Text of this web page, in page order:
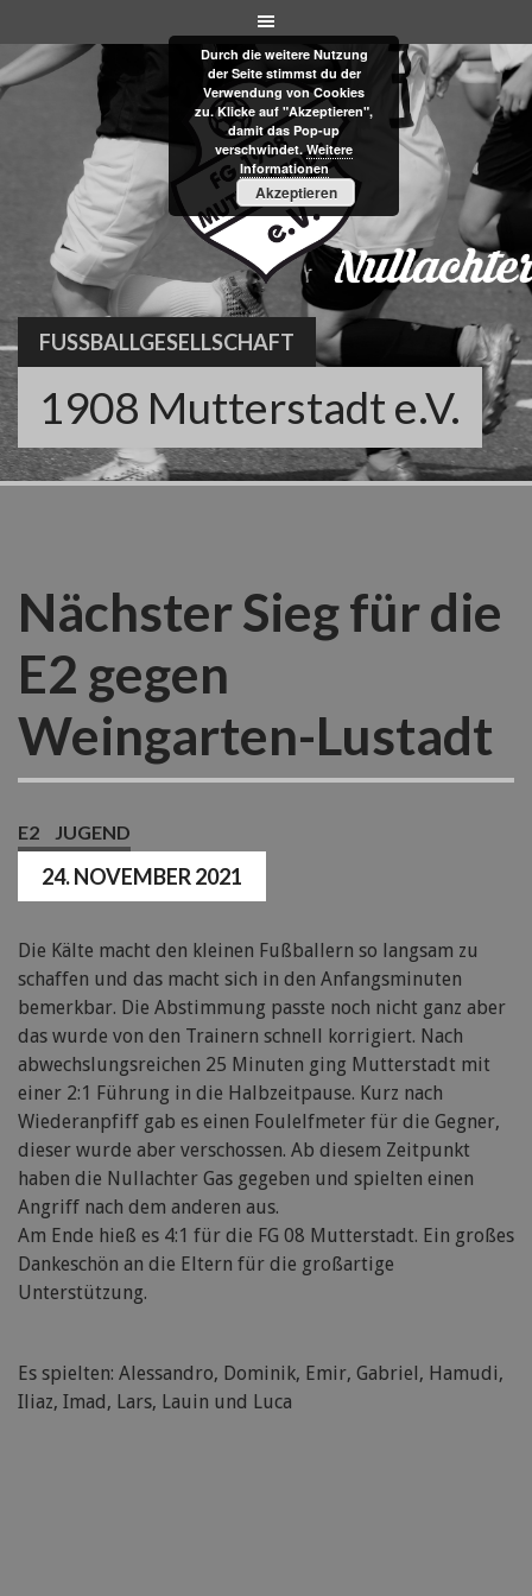
to
content
FUSSBALLGESELLSCHAFT
1908 Mutterstadt e.V.
Nächster Sieg für die
E2 gegen
Weingarten-Lustadt
E2 JUGEND
24. NOVEMBER 2021
Die Kälte macht den kleinen Fußballern so langsam zu
schaffen und das macht sich in den Anfangsminuten
bemerkbar. Die Abstimmung passte noch nicht ganz aber
das wurde von den Trainern schnell korrigiert. Nach
abwechslungsreichen 25 Minuten ging Mutterstadt mit
einer 2:1 Führung in die Halbzeitpause. Kurz nach
Wiederanpfiff gab es einen Foulelfmeter für die Gegner,
dieser wurde aber verschossen. Ab diesem Zeitpunkt
haben die Nullachter Gas gegeben und spielten einen
Angriff nach dem anderen aus.
Am Ende hieß es 4:1 für die FG 08 Mutterstadt. Ein großes
Dankeschön an die Eltern für die großartige
Unterstützung.
Es spielten: Alessandro, Dominik, Emir, Gabriel, Hamudi,
Iliaz, Imad, Lars, Lauin und Luca
Durch die weitere Nutzung
der Seite stimmst du der
Verwendung von Cookies
zu. Klicke auf "Akzeptieren",
damit das Pop-up
verschwindet.Weitere
Informationen
Akzeptieren